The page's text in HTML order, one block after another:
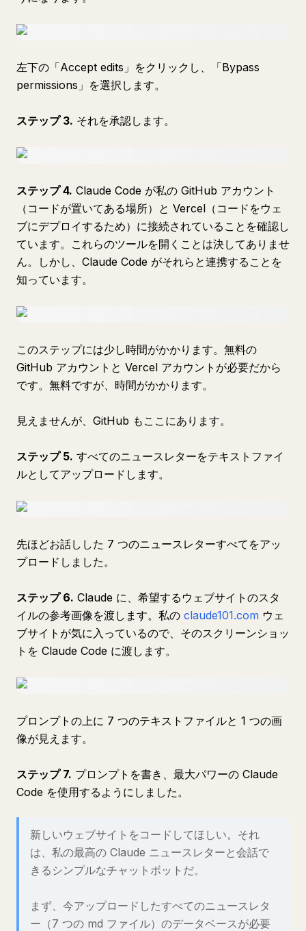
左下の「Accept edits」をクリックし、「Bypass
permissions」を選択します。
ステップ 3. それを承認します。
ステップ 4. Claude Code が私の GitHub アカウント
（コードが置いてある場所）と Vercel（コードをウェ
ブにデプロイするため）に接続されていることを確認し
ています。これらのツールを開くことは決してありませ
ん。しかし、Claude Code がそれらと連携することを
知っています。
このステップには少し時間がかかります。無料の
GitHub アカウントと Vercel アカウントが必要だから
です。無料ですが、時間がかかります。
見えませんが、GitHub もここにあります。
ステップ 5. すべてのニュースレターをテキストファイ
ルとしてアップロードします。
先ほどお話しした 7 つのニュースレターすべてをアッ
プロードしました。
ステップ 6. Claude に、希望するウェブサイトのスタ
イルの参考画像を渡します。私の claude101.com ウェ
ブサイトが気に入っているので、そのスクリーンショッ
トを Claude Code に渡します。
プロンプトの上に 7 つのテキストファイルと 1 つの画
像が見えます。
ステップ 7. プロンプトを書き、最大パワーの Claude
Code を使用するようにしました。
新しいウェブサイトをコードしてほしい。それ
は、私の最高の Claude ニュースレターと会話で
きるシンプルなチャットボットだ。
まず、今アップロードしたすべてのニュースレタ
ー（7 つの md ファイル）のデータベースが必要